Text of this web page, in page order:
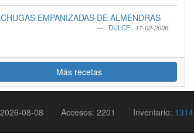
EMPANIZADAS DE ALMENDRAS
DULCE 11-02-2006
Más recetas
08-08 Accesos: 2201 Inventario: 1314